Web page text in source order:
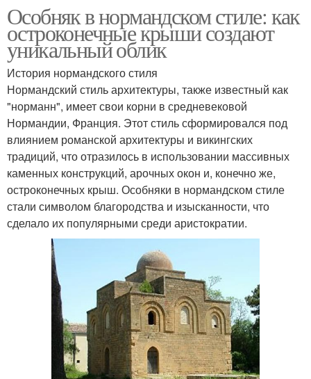
Особняк в нормандском стиле: как
остроконечные крыши создают
уникальный облик
История нормандского стиля
Нормандский стиль архитектуры, также известный как
"норманн", имеет свои корни в средневековой
Нормандии, Франция. Этот стиль сформировался под
влиянием романской архитектуры и викингских
традиций, что отразилось в использовании массивных
каменных конструкций, арочных окон и, конечно же,
остроконечных крыш. Особняки в нормандском стиле
стали символом благородства и изысканности, что
сделало их популярными среди аристократии.